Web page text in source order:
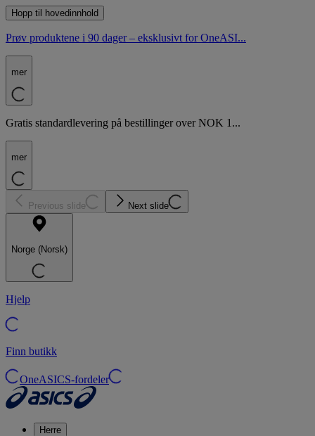
Hopp til hovedinnhold
Prøv produktene i 90 dager – eksklusivt for OneASI...
mer
Gratis standardlevering på bestillinger over NOK 1...
mer
Previous slide Next slide
Norge (Norsk)
Hjelp
Finn butikk
OneASICS-fordeler
Herre